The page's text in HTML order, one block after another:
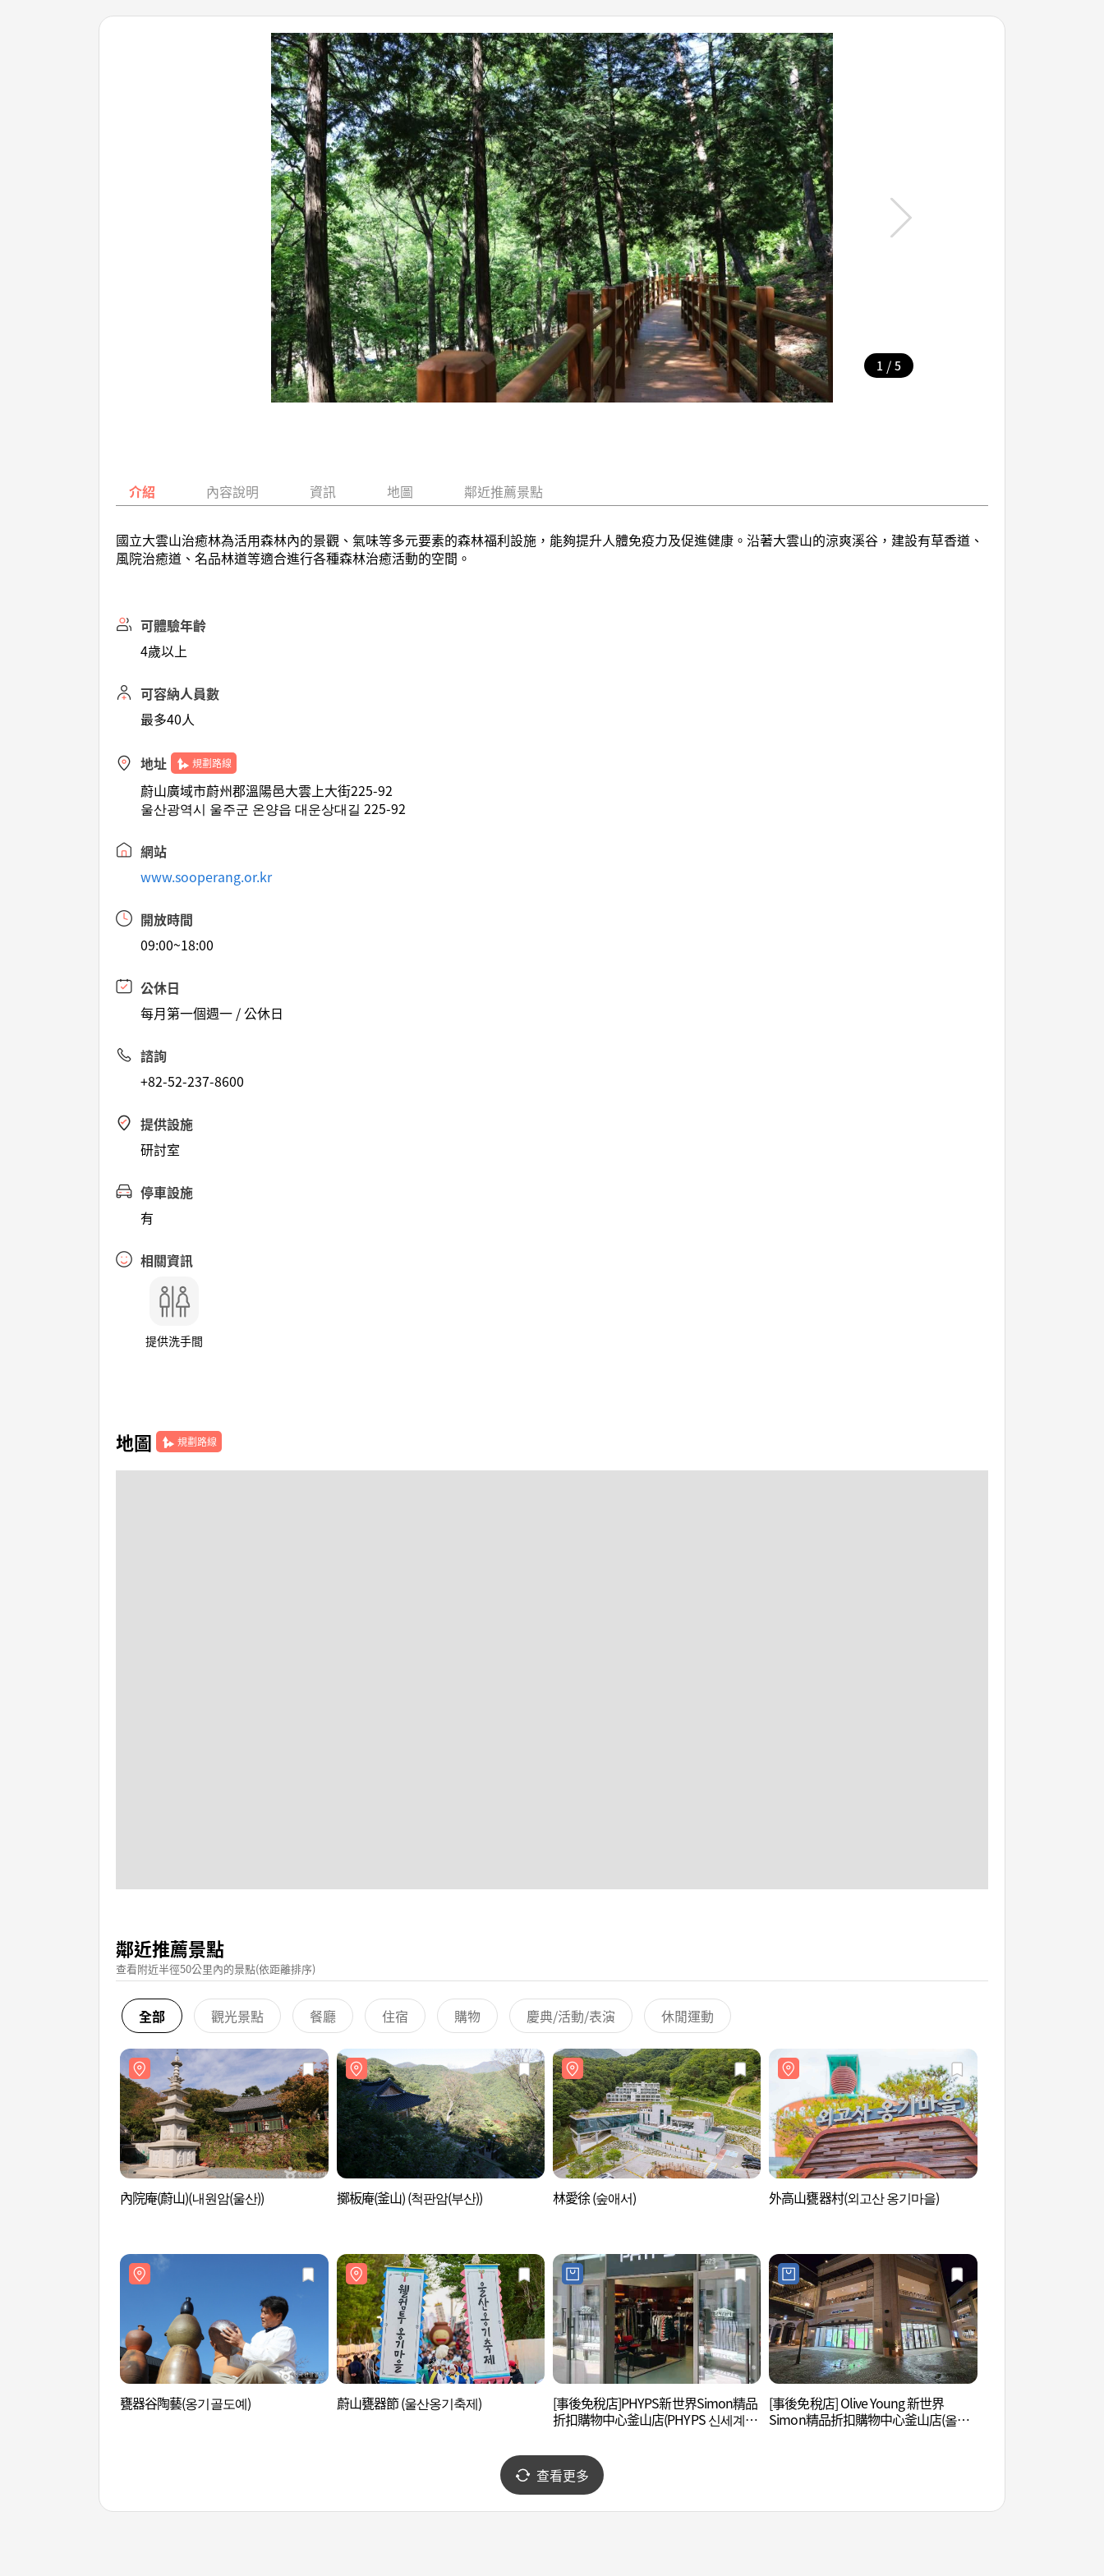
1 / 5
介紹 內容說明 資訊 地圖 鄰近推薦景點
國立大雲山治癒林為活用森林內的景觀、氣味等多元要素的森林福利設施，能夠提升人體免疫力及促進健康。沿著大雲山的涼爽溪谷，建設有草香道、
風院治癒道、名品林道等適合進行各種森林治癒活動的空間。
可體驗年齡
4歲以上
可容納人員數
最多40人
地址 規劃路線
蔚山廣域市蔚州郡溫陽邑大雲上大街225-92
울산광역시 울주군 온양읍 대운상대길 225-92
網站
www.sooperang.or.kr
開放時間
09:00~18:00
公休日
每月第一個週一 / 公休日
諮詢
+82-52-237-8600
提供設施
研討室
停車設施
有
相關資訊
提供洗手間
地圖 規劃路線
鄰近推薦景點
查看附近半徑50公里內的景點(依距離排序)
全部 觀光景點 餐廳 住宿 購物 慶典/活動/表演 休閒運動
內院庵(蔚山)(내원암(울산)) 擲板庵(釜山) (척판암(부산)) 林愛徐 (숲애서) 外高山甕器村(외고산 옹기마을)
甕器谷陶藝(옹기골도예) 蔚山甕器節 (울산옹기축제)
[事後免稅店]PHYPS新世界Simon精品
折扣購物中心釜山店(PHYPS 신세계사
[事後免稅店] Olive Young 新世界
Simon精品折扣購物中心釜山店(올리
查看更多